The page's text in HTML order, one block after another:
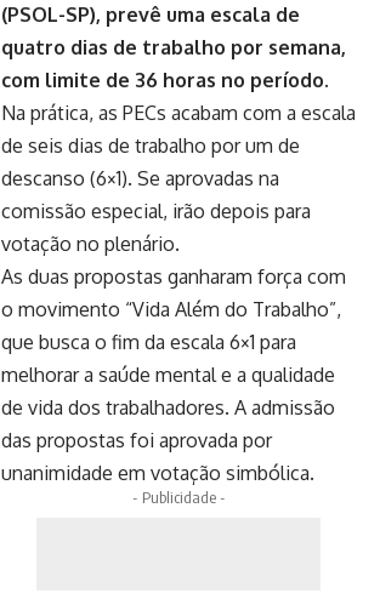
(PSOL-SP), prevê uma escala de
quatro dias de trabalho por semana,
com limite de 36 horas no período.
Na prática, as PECs acabam com a escala
de seis dias de trabalho por um de
descanso (6×1). Se aprovadas na
comissão especial, irão depois para
votação no plenário.
As duas propostas ganharam força com
o movimento “Vida Além do Trabalho”,
que busca o fim da escala 6×1 para
melhorar a saúde mental e a qualidade
de vida dos trabalhadores. A admissão
das propostas foi aprovada por
unanimidade em votação simbólica.
- Publicidade -